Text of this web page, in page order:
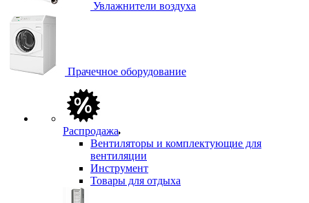
Увлажнители воздуха
Прачечное оборудование
Распродажа
Вентиляторы и комплектующие для
вентиляции
Инструмент
Товары для отдыха